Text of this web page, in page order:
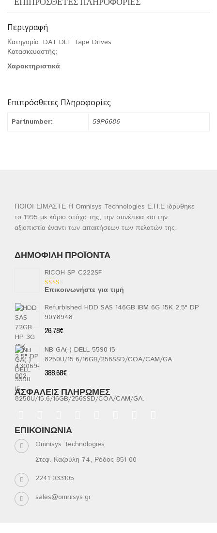
Περιγραφή
Κατηγορία: DAT DLT Tape Drives
Κατασκευαστής:
Χαρακτηριστικά
Επιπρόσθετες Πληροφορίες
Partnumber: 59P6686
ΠΟΙΟΙ ΕΙΜΑΣΤΕ Η Omnisys Technologies Ε.Π.Ε ιδρύθηκε
το 1995 με κύριο στόχο της, την συνέπεια και την
αξιοπιστία έναντι των απαιτήσεων των πελατών της.
ΔΗΜΟΦΙΛΉ ΠΡΟΪΌΝΤΑ
RICOH SP C222SF
Βαθμολογήθηκε
2.00
από
5
Επικοινωνήστε για τιμή
Refurbished HDD SAS 146GB IBM 6G 15K 2.5" DP
90Y8948
26.78€
NB GA(-) DELL 5590 I5-
8250U/15.6/16GB/256SSD/COA/CAM/GA.
388.68€
ΑΣΦΑΛΕΊΣ ΠΛΗΡΩΜΈΣ
ΕΠΙΚΟΙΝΩΝΊΑ
Omnisys Technologies
Στεφ. Καζούλη 74, Ρόδος 851 00
2241 033105
sales@omnisys.gr